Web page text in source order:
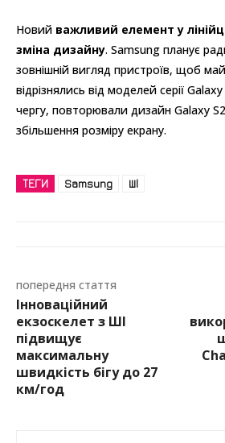
Новий важливий елемент у
зміна дизайну. Samsung планує
зовнішній вигляд пристроїв, щоб
відрізнялись від моделей серії
чергу, повторювали дизайн Galaxy
збільшення розміру екрану.
ТЕГИ Samsung ШІ
попередня стаття
Інноваційний
екзоскелет з ШІ
підвищує
максимальну
швидкість бігу до 27
км/год